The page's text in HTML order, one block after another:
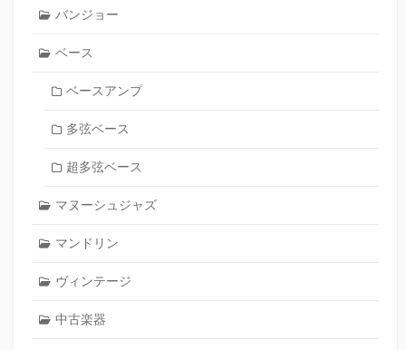
バンジョー
ベース
ベースアンプ
多弦ベース
超多弦ベース
マヌーシュジャズ
マンドリン
ヴィンテージ
中古楽器